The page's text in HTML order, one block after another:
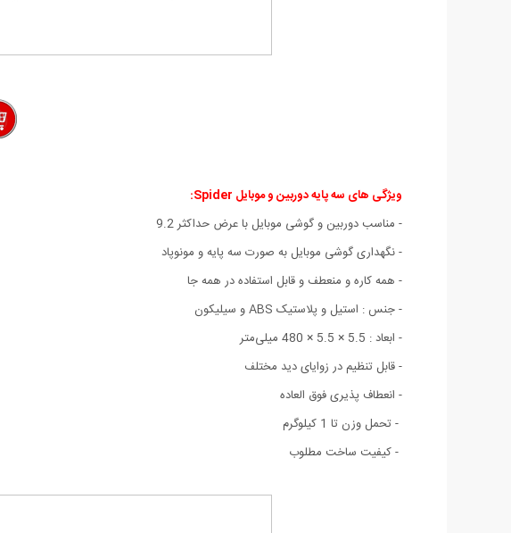
ویژگی های سه پایه دوربین و موبایل Spider
:
- مناسب دوربین و گوشی موبایل با عرض حداکثر 9.2
- نگهداری گوشی موبایل به صورت سه پایه و مونوپاد
- همه کاره و منعطف و قابل استفاده در همه جا
- جنس : استیل و پلاستیک ABS و سیلیکون
- ابعاد : 5.5 × 5.5 × 480 میلی‌متر
- قابل تنظیم در زوایای دید مختلف
- انعطاف پذیری فوق العاده
- تحمل وزن تا 1 کیلوگرم
- کیفیت ساخت مطلوب